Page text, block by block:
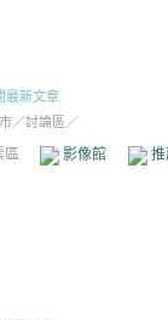
最新文章
／討論區／
區 影像館